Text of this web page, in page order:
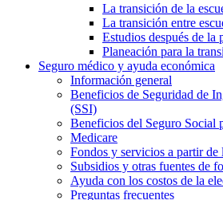
La transición de la
La transición entre
Estudios después de la
Planeación para la
Seguro médico y ayuda económica
Información general
Beneficios de Seguridad de
(SSI)
Beneficios del Seguro Social
Medicare
Fondos y servicios a partir de
Subsidios y otras fuentes de
Ayuda con los costos de la
Preguntas frecuentes